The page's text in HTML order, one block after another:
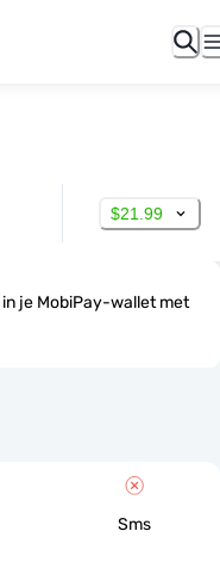
$21.99
in je MobiPay-wallet met
Sms